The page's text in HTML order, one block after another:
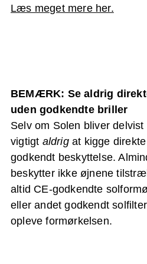
Læs meget mere her.
BEMÆRK: Se aldrig
uden godkendte briller
Selv om Solen bliver
vigtigt aldrigat kigge
godkendt beskyttelse.
beskytter ikke øjnene
altid CE-godkendte
eller andet godkendt
opleve formørkelsen.